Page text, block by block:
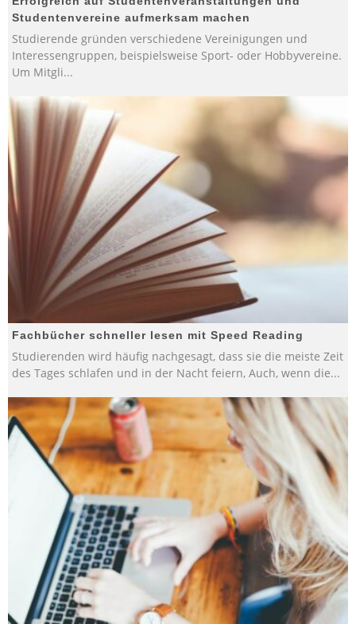
Studentenvereine aufmerksam machen
Studierende gründen verschiedene Vereinigungen und
Interessengruppen, beispielsweise Sport- oder Hobbyvereine.
Um Mitgli...
Fachbücher schneller lesen mit Speed Reading
Studierenden wird häufig nachgesagt, dass sie die meiste Zeit
des Tages schlafen und in der Nacht feiern, Auch, wenn die...